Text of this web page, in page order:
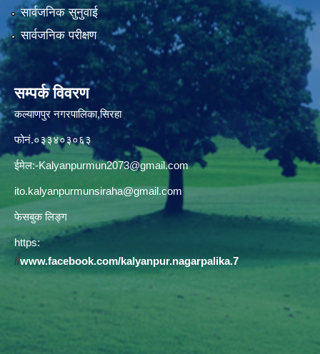
सार्वजनिक सुनुवाई
सार्वजनिक परीक्षण
सम्पर्क विवरण
कल्याणपुर नगरपालिका,सिरहा
फोनं.०३३४०३०६३
ईमेल:-Kalyanpurmun2073@gmail.com
ito.kalyanpurmunsiraha@gmail.com
फेसबुक लिङ्ग
https:
//www.facebook.com/kalyanpur.nagarpalika.7